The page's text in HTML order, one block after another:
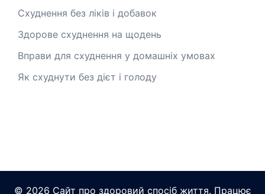
Схуднення без ліків і добавок
Здорове схуднення на щодень
Вправи для схуднення у домашніх умовах
Як схуднути без дієт і голоду
© 2026 Сайт про здоровий спосіб життя. Працює